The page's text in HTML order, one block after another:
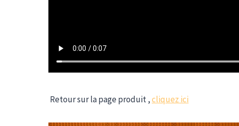
Retour sur la page produit ,cliquez ici